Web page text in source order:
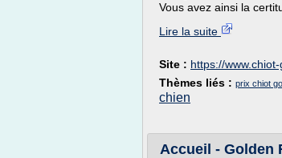
Vous avez ainsi la
Lire la suite
Site : https://
Thèmes liés : prix chiot
chien
Accueil - Golden